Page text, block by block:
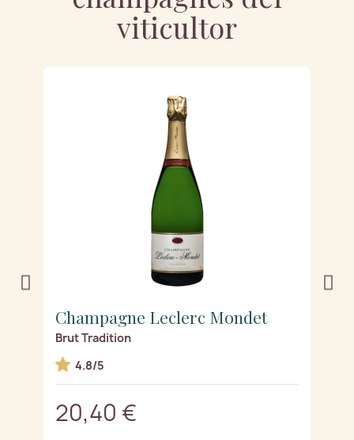
viticultor
Champagne Leclerc Mondet
Brut Tradition
4.8/5
20,40 €